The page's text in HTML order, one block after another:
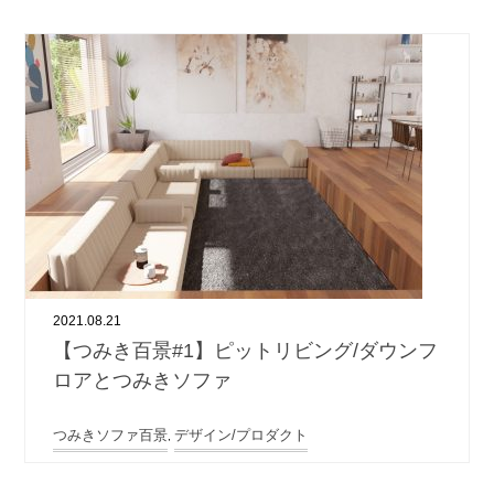
2021.08.21
【つみき百景#1】ピットリビング/ダウンフ
ロアとつみきソファ
つみきソファ百景,デザイン/プロダクト